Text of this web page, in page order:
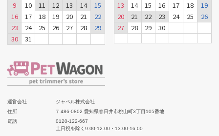
9
10 11 12 13 14
15
16
17 18 19 20 21
22
23
24 25 26 27 28
29
30
31
13
14 15 16 17 18
19
20
21 22 23 24 25
26
27
28 29 30
運営会社
ジャペル株式会社
住所
〒486-0802 愛知県春日井市桃山町3丁目105番地
電話
0120-122-667
土日祝を除く9:00-12:00・13:00-16:00